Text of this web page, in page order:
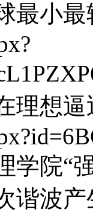
最小
理想
学院“
谐波